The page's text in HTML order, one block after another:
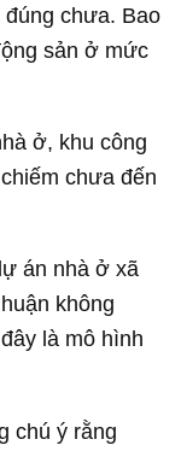
đúng chưa. Bao
sản ở mức
ở, khu công
chưa đến
án nhà ở xã
không
là mô hình
chú ý rằng